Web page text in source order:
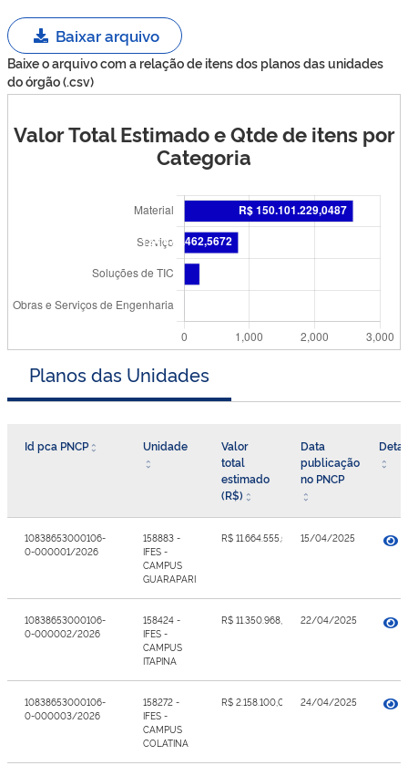
Baixar arquivo
Baixe o arquivo com a relação de itens dos planos das unidades
do órgão (.csv)
Valor Total Estimado e Qtde de itens por
Categoria
Planos das Unidades
Id pca PNCP Unidade
Valor
total
estimado
(R$)
Data
publicação
no PNCP
10838653000106-
0-000001/2026
158883 -
IFES -
CAMPUS
GUARAPARI
R$ 11.664.555,58 15/04/2025
10838653000106-
0-000002/2026
158424 -
IFES -
CAMPUS
ITAPINA
R$ 11.350.968,26 22/04/2025
10838653000106-
0-000003/2026
158272 -
IFES -
CAMPUS
COLATINA
R$ 2.158.100,00 24/04/2025